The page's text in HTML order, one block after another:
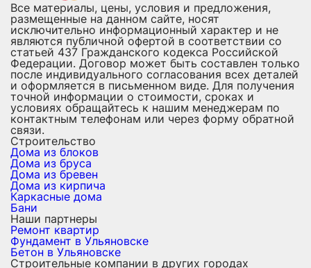
Все материалы, цены, условия и предложения,
размещенные на данном сайте, носят
исключительно информационный характер и не
являются публичной офертой в соответствии со
статьей 437 Гражданского кодекса Российской
Федерации. Договор может быть составлен только
после индивидуального согласования всех деталей
и оформляется в письменном виде. Для получения
точной информации о стоимости, сроках и
условиях обращайтесь к нашим менеджерам по
контактным телефонам или через форму обратной
связи.
Строительство
Дома из блоков
Дома из бруса
Дома из бревен
Дома из кирпича
Каркасные дома
Бани
Наши партнеры
Ремонт квартир
Фундамент в Ульяновске
Бетон в Ульяновске
Строительные компании в других городах